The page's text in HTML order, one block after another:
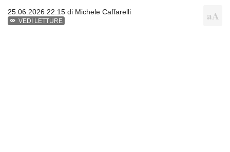
25.06.2026 22:15 di Michele Caffarelli
VEDI LETTURE